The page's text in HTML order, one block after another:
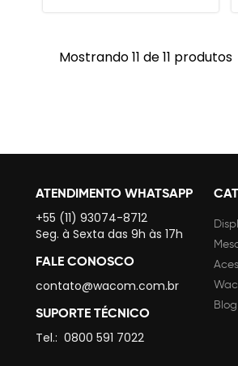
Mostrando 11 de 11 produtos
ATENDIMENTO WHATSAPP
+55 (11) 93074-8712
Seg. à Sexta das 9h às 17h
FALE CONOSCO
contato@wacom.com.br
SUPORTE TÉCNICO
Tel.: 0800 591 7022